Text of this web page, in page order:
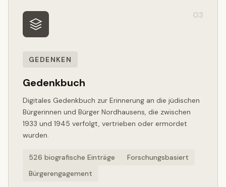
03
GEDENKEN
Gedenkbuch
Digitales Gedenkbuch zur Erinnerung an die jüdischen
Bürgerinnen und Bürger Nordhausens, die zwischen
1933 und 1945 verfolgt, vertrieben oder ermordet
wurden.
526 biografische Einträge
Forschungsbasiert
Bürgerengagement